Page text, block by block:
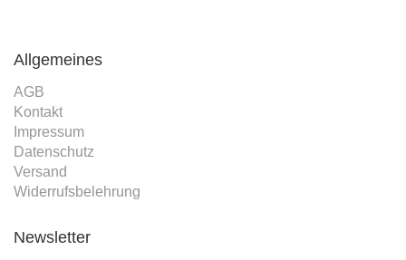
Allgemeines
AGB
Kontakt
Impressum
Datenschutz
Versand
Widerrufsbelehrung
Newsletter